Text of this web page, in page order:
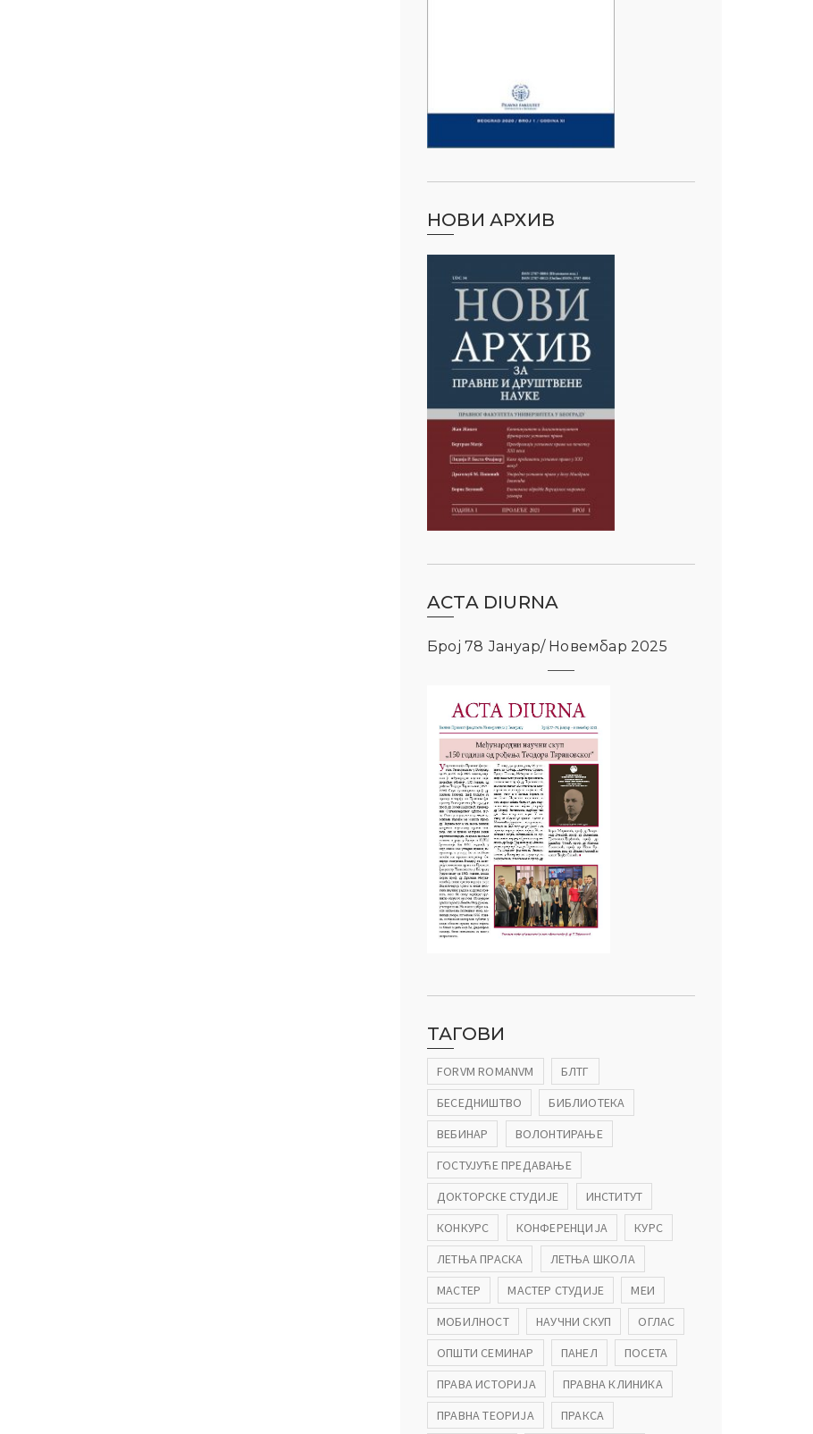
НОВИ АРХИВ
ACTA DIURNA
Број 78 Јануар/ Новембар 2025
ТАГОВИ
FORVM ROMANVM
БЛТГ
БЕСЕДНИШТВО
БИБЛИОТЕКА
ВЕБИНАР
ВОЛОНТИРАЊЕ
ГОСТУЈУЋЕ ПРЕДАВАЊЕ
ДОКТОРСКЕ СТУДИЈЕ
ИНСТИТУТ
КОНКУРС
КОНФЕРЕНЦИЈА
КУРС
ЛЕТЊА ПРАСКА
ЛЕТЊА ШКОЛА
МАСТЕР
МАСТЕР СТУДИЈЕ
МЕИ
МОБИЛНОСТ
НАУЧНИ СКУП
ОГЛАС
ОПШТИ СЕМИНАР
ПАНЕЛ
ПОСЕТА
ПРАВА ИСТОРИЈА
ПРАВНА КЛИНИКА
ПРАВНА ТЕОРИЈА
ПРАКСА